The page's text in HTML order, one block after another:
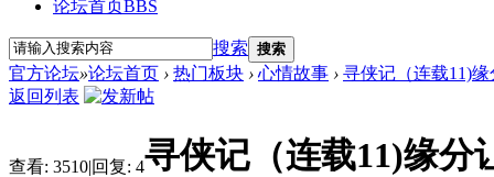
论坛首页BBS
搜索 搜索
官方论坛»论坛首页 › 热门板块 › 心情故事 › 寻侠记（连载11)
返回列表
查看: 3510|回复: 4寻侠记（连载11)缘分